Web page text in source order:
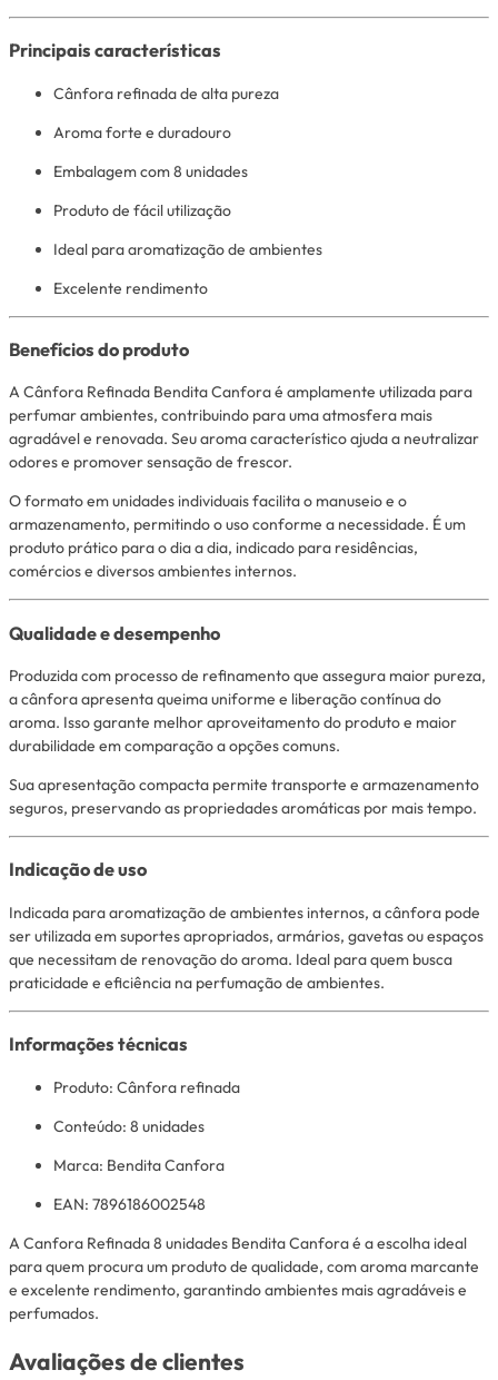
Principais características
Cânfora refinada de alta pureza
Aroma forte e duradouro
Embalagem com 8 unidades
Produto de fácil utilização
Ideal para aromatização de ambientes
Excelente rendimento
Benefícios do produto
A Cânfora Refinada Bendita Canfora é amplamente utilizada para
perfumar ambientes, contribuindo para uma atmosfera mais
agradável e renovada. Seu aroma característico ajuda a neutralizar
odores e promover sensação de frescor.
O formato em unidades individuais facilita o manuseio e o
armazenamento, permitindo o uso conforme a necessidade. É um
produto prático para o dia a dia, indicado para residências,
comércios e diversos ambientes internos.
Qualidade e desempenho
Produzida com processo de refinamento que assegura maior pureza,
a cânfora apresenta queima uniforme e liberação contínua do
aroma. Isso garante melhor aproveitamento do produto e maior
durabilidade em comparação a opções comuns.
Sua apresentação compacta permite transporte e armazenamento
seguros, preservando as propriedades aromáticas por mais tempo.
Indicação de uso
Indicada para aromatização de ambientes internos, a cânfora pode
ser utilizada em suportes apropriados, armários, gavetas ou espaços
que necessitam de renovação do aroma. Ideal para quem busca
praticidade e eficiência na perfumação de ambientes.
Informações técnicas
Produto: Cânfora refinada
Conteúdo: 8 unidades
Marca: Bendita Canfora
EAN: 7896186002548
A Canfora Refinada 8 unidades Bendita Canfora é a escolha ideal
para quem procura um produto de qualidade, com aroma marcante
e excelente rendimento, garantindo ambientes mais agradáveis e
perfumados.
Avaliações de clientes